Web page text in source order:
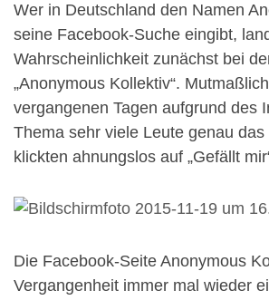
Wer in Deutschland den Namen
seine Facebook-Suche eingibt,
Wahrscheinlichkeit zunächst bei
„Anonymous Kollektiv“.
vergangenen Tagen aufgrund des
Thema sehr viele Leute genau das
klickten ahnungslos auf „Gefällt
Die Facebook-Seite Anonymous
Vergangenheit immer mal wieder